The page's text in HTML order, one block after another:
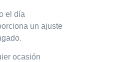
el día
un ajuste
ocasión